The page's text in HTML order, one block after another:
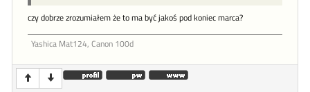
czy dobrze zrozumiałem że to ma być jakoś pod koniec marca?
Yashica Mat124, Canon 100d